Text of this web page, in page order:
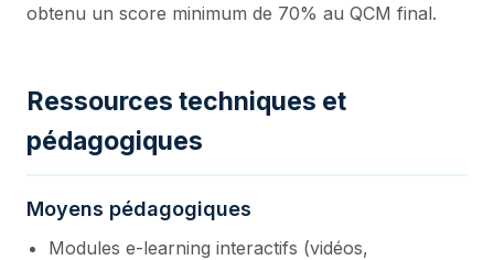
obtenu un score minimum de 70% au QCM final.
Ressources techniques et
pédagogiques
Moyens pédagogiques
Modules e-learning interactifs (vidéos,